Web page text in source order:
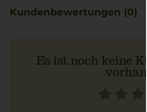
Kundenbewertungen (0)
Es ist noch keine